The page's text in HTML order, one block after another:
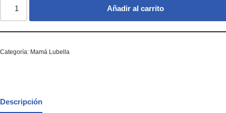
Añadir al carrito
Categoría: Mamá Lubella
Descripción